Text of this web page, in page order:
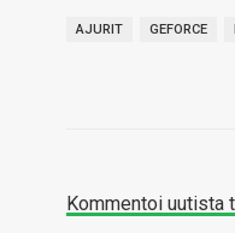
AJURIT GEFORCE
Kommentoi uutista